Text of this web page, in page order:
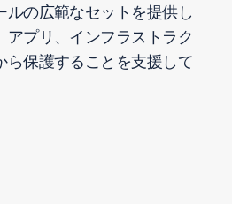
ルの広範なセットを提供し
アプリ、インフラストラク
ら保護することを支援して